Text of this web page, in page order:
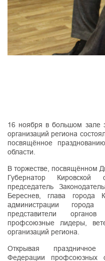
16 ноября в большом зале
организаций региона
посвящённое
области.
В торжестве, посвящённом
Губернатор Кировской
председатель
Береснев, глава города
администрации
представители
профсоюзные лидеры,
организаций региона.
Открывая праздничное
Федерации профсоюзных